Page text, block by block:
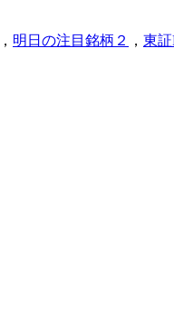
， 明日の注目銘柄２ ， 東